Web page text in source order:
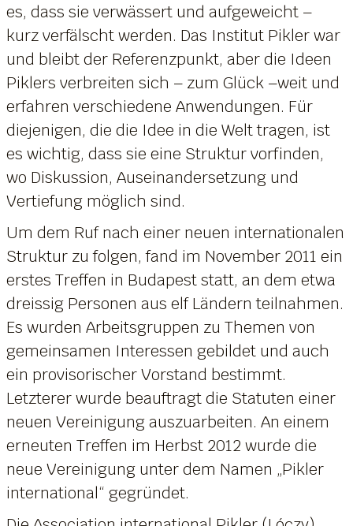
es, dass sie verwässert und aufgeweicht –
kurz verfälscht werden. Das Institut Pikler war
und bleibt der Referenzpunkt, aber die Ideen
Piklers verbreiten sich – zum Glück –weit und
erfahren verschiedene Anwendungen. Für
diejenigen, die die Idee in die Welt tragen, ist
es wichtig, dass sie eine Struktur vorfinden,
wo Diskussion, Auseinandersetzung und
Vertiefung möglich sind.
Um dem Ruf nach einer neuen internationalen
Struktur zu folgen, fand im November 2011 ein
erstes Treffen in Budapest statt, an dem etwa
dreissig Personen aus elf Ländern teilnahmen.
Es wurden Arbeitsgruppen zu Themen von
gemeinsamen Interessen gebildet und auch
ein provisorischer Vorstand bestimmt.
Letzterer wurde beauftragt die Statuten einer
neuen Vereinigung auszuarbeiten. An einem
erneuten Treffen im Herbst 2012 wurde die
neue Vereinigung unter dem Namen „Pikler
international“ gegründet.